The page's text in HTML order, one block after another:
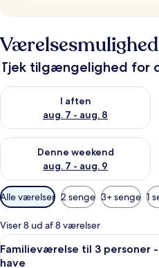
Tjek tilgængelighed for
I aften
aug. 7 - aug. 8
Tjek tilgængelighed for i aften
Denne weekend
aug. 7 - aug. 9
Tjek tilgængelighed for denne
Tilgængelige
filtre
for
værelser
Alle værelser 2 senge 3+ senge 1
Viser 8 ud af 8 værelser
Indlæs
alle
6
Familieværelse til 3 personer
have